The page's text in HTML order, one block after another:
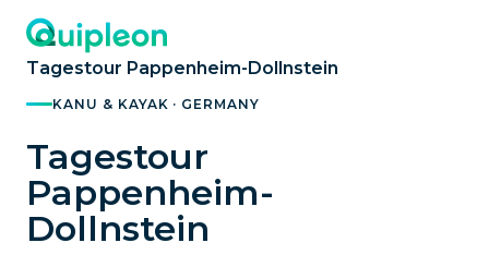
Tagestour Pappenheim-Dollnstein
KANU & KAYAK · GERMANY
Tagestour
Pappenheim-
Dollnstein